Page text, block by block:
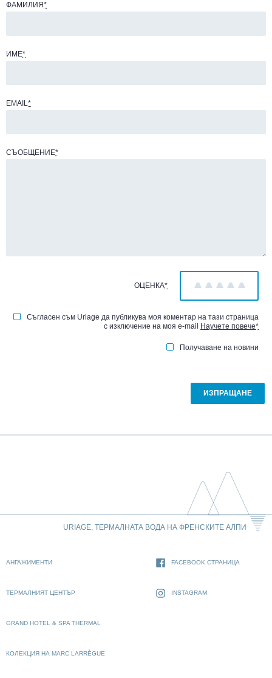
ФАМИЛИЯ*
ИМЕ*
EMAIL*
СЪОБЩЕНИЕ*
ОЦЕНКА* 5
4
3
2
1
Съгласен съм Uriage да публикува моя коментар на тази страница
с изключение на моя e-mail
Научете повече*
Получаване на новини
URIAGE, ТЕРМАЛНАТА ВОДА НА ФРЕНСКИТЕ АЛПИ
АНГАЖИМЕНТИ
ТЕРМАЛНИЯТ ЦЕНТЪР
GRAND HOTEL & SPA THERMAL
КОЛЕКЦИЯ НА MARC LARRÈGUE
FACEBOOK СТРАНИЦА
INSTAGRAM